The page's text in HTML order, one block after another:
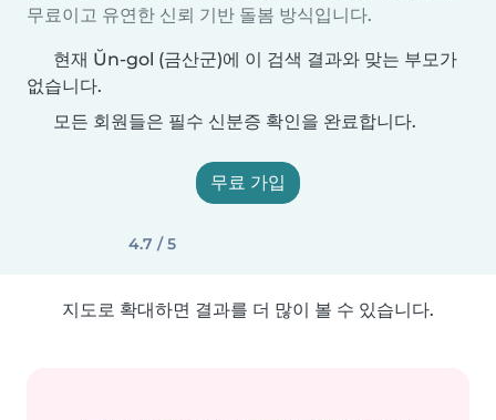
무료이고 유연한 신뢰 기반 돌봄 방식입니다.
현재 Ŭn-gol (금산군)에 이 검색 결과와 맞는 부모가
없습니다.
모든 회원들은 필수 신분증 확인을 완료합니다.
무료 가입
4.7 / 5
지도로 확대하면 결과를 더 많이 볼 수 있습니다.